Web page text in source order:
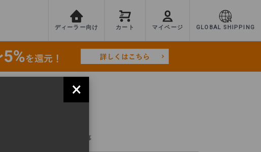
ディーラー向け カート マイページ GLOBAL SHIPPING
最新記事
×